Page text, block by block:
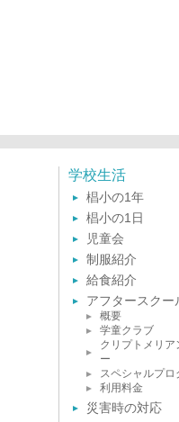
学校生活
椙小の1年
椙小の1日
児童会
制服紹介
給食紹介
アフタースクー
概要
学童クラブ
クリプトメリア
ー
スペシャルプロ
利用料金
災害時の対応